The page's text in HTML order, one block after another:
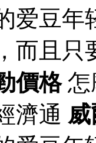
爱豆
而且只
價格怎
濟通